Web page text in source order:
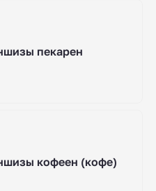
пекарен
кофеен (кофе)